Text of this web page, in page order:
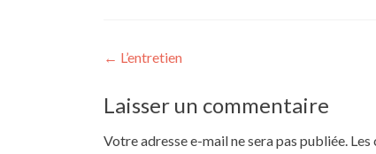
Navigation
de
l’article
← L’entretien
Laisser un commentaire
Votre adresse e-mail ne sera pas publiée. Les